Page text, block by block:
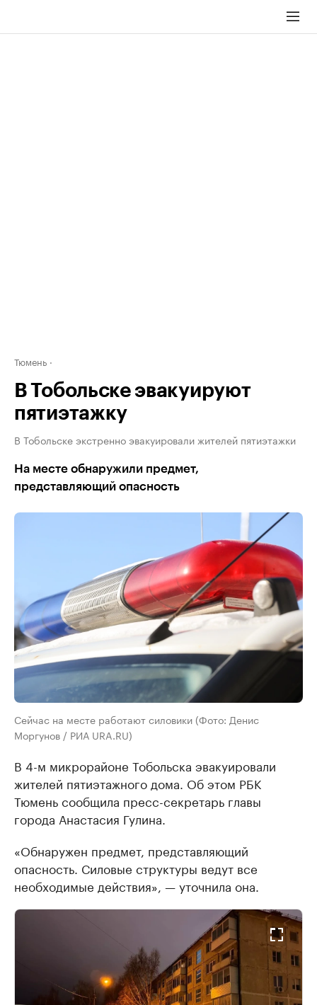
Тюмень
В Тобольске эвакуируют
пятиэтажку
В Тобольске экстренно эвакуировали жителей пятиэтажки
На месте обнаружили предмет,
представляющий опасность
Сейчас на месте работают силовики (Фото: Денис
Моргунов / РИА URA.RU)
В 4-м микрорайоне Тобольска эвакуировали
жителей пятиэтажного дома. Об этом РБК
Тюмень сообщила пресс-секретарь главы
города Анастасия Гулина.
«Обнаружен предмет, представляющий
опасность. Силовые структуры ведут все
необходимые действия», — уточнила она.